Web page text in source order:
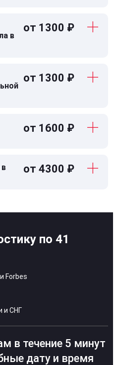
в
от 1300 ₽
от 1300 ₽
от 1600 ₽
от 4300 ₽
по 41
Forbes
и СНГ
в течение 5 минут
дату и время